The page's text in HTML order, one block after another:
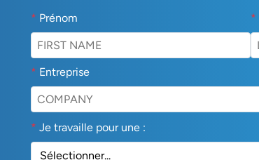
* Prénom *
* Entreprise
* Je travaille pour une :